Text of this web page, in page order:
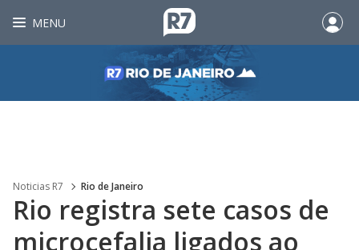
MENU
Noticias R7 Rio de Janeiro
Rio registra sete casos de
microcefalia ligados ao